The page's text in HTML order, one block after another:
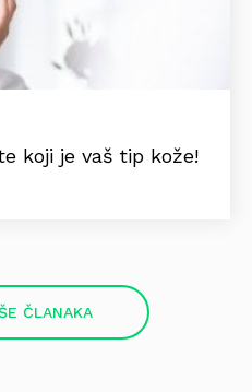
koji je vaš tip kože!
ČLANAKA